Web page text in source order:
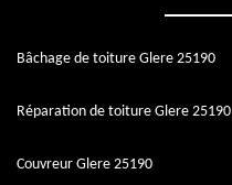
Bâchage de toiture Glere 25190
Réparation de toiture Glere 25190
Couvreur Glere 25190